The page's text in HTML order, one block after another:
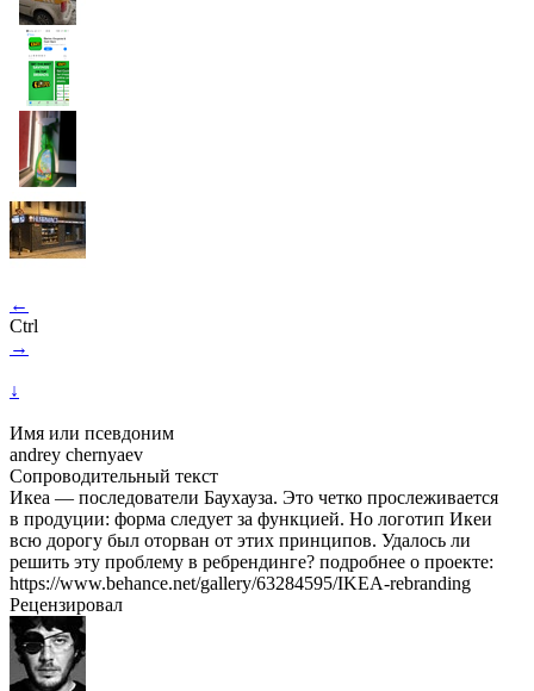
←
Ctrl
→
↓
Имя или псевдоним
andrey chernyaev
Сопроводительный текст
Икеа — последователи Баухауза. Это четко прослеживается
в продуции: форма следует за функцией. Но логотип Икеи
всю дорогу был оторван от этих принципов. Удалось ли
решить эту проблему в ребрендинге? подробнее о проекте:
https://www.behance.net/gallery/63284595/IKEA-rebranding
Рецензировал